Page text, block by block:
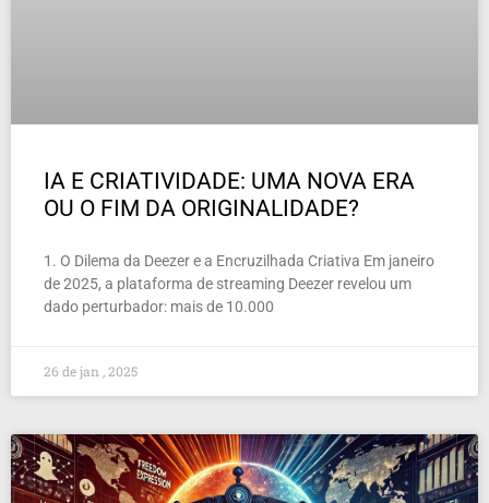
IA E CRIATIVIDADE: UMA NOVA ERA
OU O FIM DA ORIGINALIDADE?
1. O Dilema da Deezer e a Encruzilhada Criativa Em janeiro
de 2025, a plataforma de streaming Deezer revelou um
dado perturbador: mais de 10.000
26 de jan , 2025